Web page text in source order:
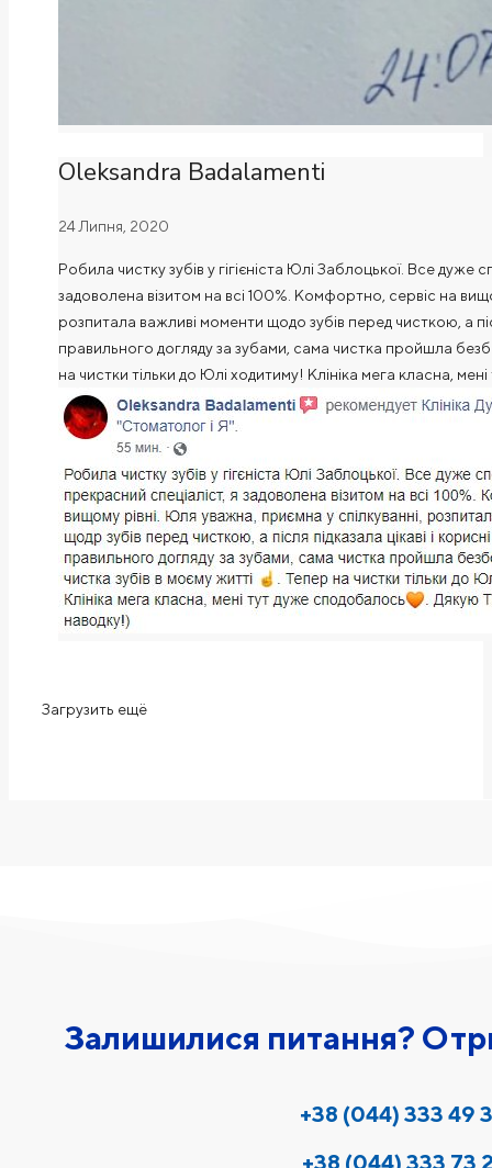
Oleksandra Badalamenti
24 Липня, 2020
Робила чистку зубів у гігієніста Юлі Заблоцької. Все
задоволена візитом на всі 100%. Комфортно, сервіс на
розпитала важливі моменти щодо зубів перед чисткою, а
правильного догляду за зубами, сама чистка пройшла
на чистки тільки до Юлі ходитиму! Клініка мега класна,
Загрузить ещё
Залишилися питання?
+38 (044) 333 49
+38 (044) 333 73